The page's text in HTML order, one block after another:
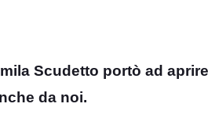
Scudetto portò ad
da noi.